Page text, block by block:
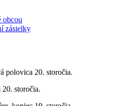
obcou
zásielky
polovica 20. storočia.
storočia.